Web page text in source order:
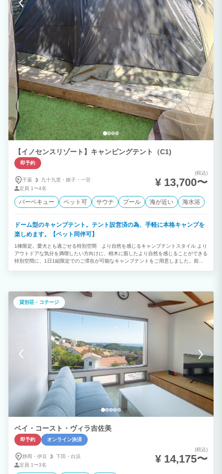
【イノセンスリゾート】キャンピングテント（C1)
即予約
千葉 九十九里・ 銚子・ 一宮
定員 1〜4名
(税込)
¥ 13,700〜
バーベキュー ペット可 サウナ プール 海が近い 海水浴
ドーム型のキャンプテント。テント設営済の為、手軽に本格キャンプを
楽しめます。【ペット同伴可】
1棟限定。愛犬とも過ごせる特別空間 より自然を感じるキャンプテントスタイル より
アウトドアな気分を満喫したい方向けに、樹木に面したより自然を感じることができる
特別空間に、1日1組限定でのご滞在が可能なキャンプテントをご用意しました。前面
体験。ワンランク上のアウトドアステイをお楽しみください。
貸別荘・コテージ
ベイ・コースト・ヴィラ吉佐美
即予約 オンライン決済
静岡・伊豆 下田・ 白浜
定員 1〜3名
(税込)
¥ 14,175〜